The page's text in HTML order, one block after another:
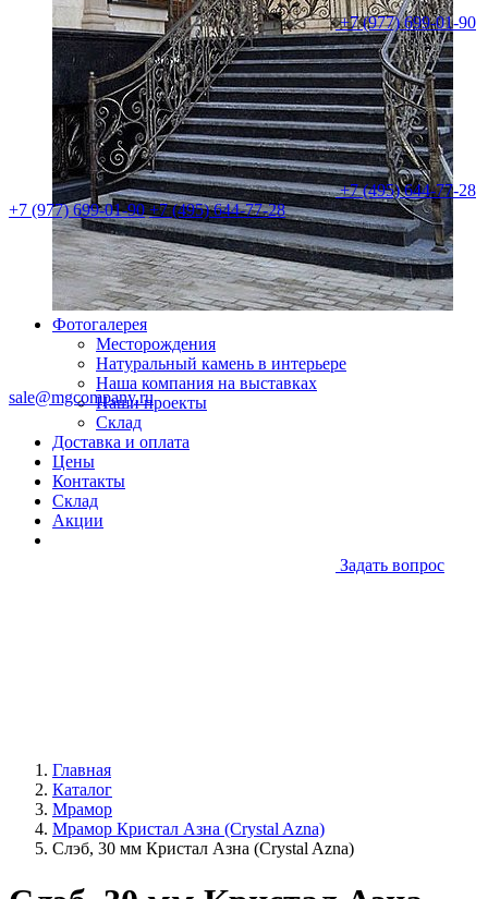
Фотогалерея
Месторождения
Натуральный камень в интерьере
Наша компания на выставках
Наши проекты
Склад
Доставка и оплата
Цены
Контакты
Склад
Акции
+7 (977) 699-01-90
+7 (495) 644-77-28
+7 (977) 699-01-90 +7 (495) 644-77-28
sale@mgcompany.ru
Задать вопрос
Главная
Каталог
Мрамор
Мрамор Кристал Азна (Crystal Azna)
Слэб, 30 мм Кристал Азна (Crystal Azna)